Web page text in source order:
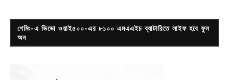
গেমিং-এ ভিভো ওয়াই৫০০-এর ৮১০০ এমএএইচ ব্যাটারিতে লাইফ হবে ফুল
অন